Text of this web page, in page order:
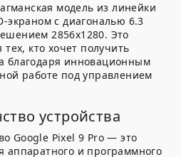
модель из линейки
экраном с диагональю 6.3
2856x1280. Это
тех, кто хочет получить
благодаря инновационным
работе под управлением
устройства
Google Pixel 9 Pro — это
аппаратного и программного